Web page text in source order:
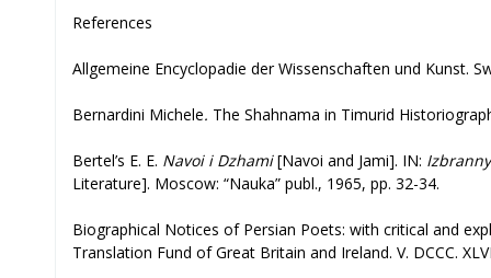
References
Allgemeine Encyclopadie der Wissenschaften und Kunst.
Bernardini Michele. The Shahnama in Timurid
Bertel’s E. E. Navoi i Dzhami[Navoi and Jami]. IN:
Literature]. Moscow: “Nauka” publ., 1965, pp. 32-34.
Biographical Notices of Persian Poets: with critical and
Translation Fund of Great Britain and Ireland. V. DCCC.